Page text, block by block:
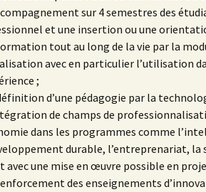
sur 4 semestres des
et une insertion ou une
tout au long de la vie par la
avec en particulier l’utilisation
;
d’une pédagogie par la
de champs de
dans les programmes comme
durable, l’entreprenariat,
avec une mise en œuvre possible en
des enseignements